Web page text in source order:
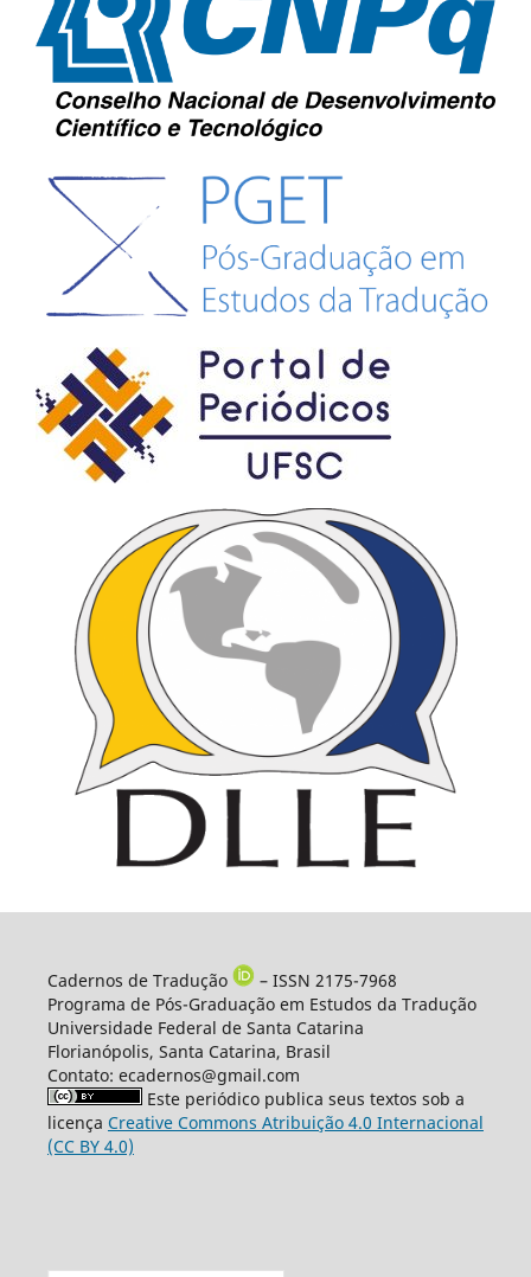
Cadernos de Tradução
– ISSN 2175-7968
Programa de Pós-Graduação em Estudos da Tradução
Universidade Federal de Santa Catarina
Florianópolis, Santa Catarina, Brasil
Contato: ecadernos@gmail.com
Este periódico publica seus textos sob a
licença Creative Commons Atribuição 4.0 Internacional
(CC BY 4.0)